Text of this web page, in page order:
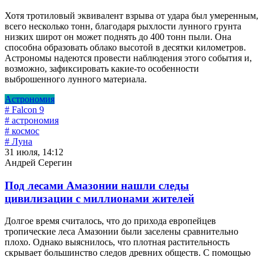
Хотя тротиловый эквивалент взрыва от удара был умеренным,
всего несколько тонн, благодаря рыхлости лунного грунта
низких широт он может поднять до 400 тонн пыли. Она
способна образовать облако высотой в десятки километров.
Астрономы надеются провести наблюдения этого события и,
возможно, зафиксировать какие-то особенности
выброшенного лунного материала.
Астрономия
# Falcon 9
# астрономия
# космос
# Луна
31 июля, 14:12
Андрей Серегин
Под лесами Амазонии нашли следы
цивилизации с миллионами жителей
Долгое время считалось, что до прихода европейцев
тропические леса Амазонии были заселены сравнительно
плохо. Однако выяснилось, что плотная растительность
скрывает большинство следов древних обществ. С помощью